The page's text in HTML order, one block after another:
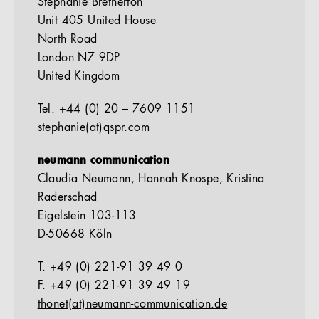
Stephanie Bretherton
Unit 405 United House
North Road
London N7 9DP
United Kingdom
Tel. +44 (0) 20 – 7609 1151
stephanie(at)qspr.com
neumann communication
Claudia Neumann, Hannah Knospe, Kristina
Raderschad
Eigelstein 103-113
D-50668 Köln
T. +49 (0) 221-91 39 49 0
F. +49 (0) 221-91 39 49 19
thonet(at)neumann-communication.de